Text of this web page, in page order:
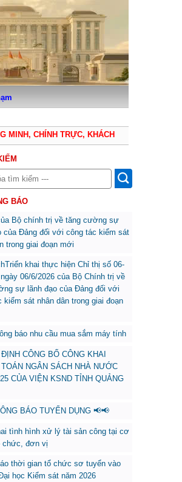
MINH, CHÍNH TRỰC, KHÁCH QUAN, THẬN
BÁO
Bộ chính trị về tăng cường sự
của Đảng đối với công tác kiểm sát
trong giai đoạn mới
khai thực hiện Chỉ thị số 06-
06/6/2026 của Bộ Chính trị về
sự lãnh đạo của Đảng đối với
kiểm sát nhân dân trong giai đoạn
báo nhu cầu mua sắm máy tính
CÔNG BỐ CÔNG KHAI
NGÂN SÁCH NHÀ NƯỚC
CỦA VIỆN KSND TỈNH QUẢNG
BÁO TUYỂN DỤNG 📢📢
tình hình xử lý tài sản công tại cơ
chức, đơn vị
thời gian tổ chức sơ tuyển vào
học Kiểm sát năm 2026